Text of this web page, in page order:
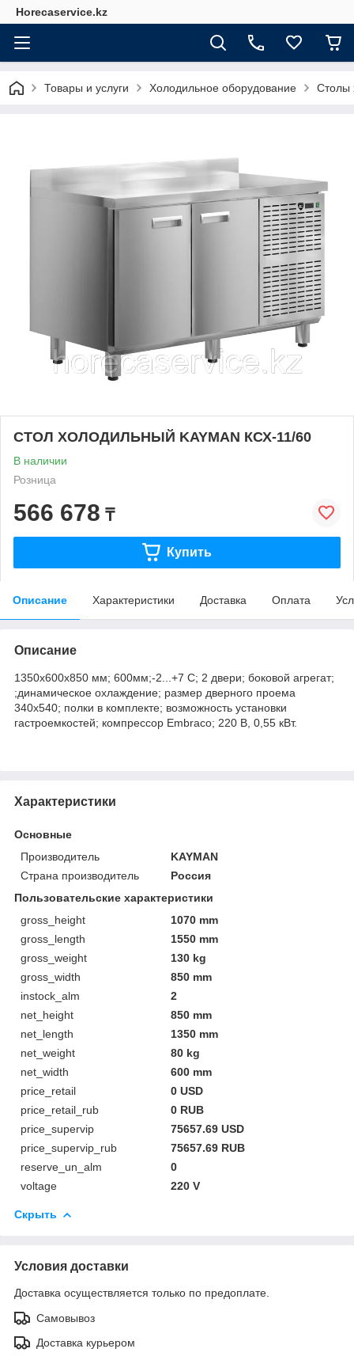
Horecaservice.kz
Товары и услуги Холодильное оборудование Столы
СТОЛ ХОЛОДИЛЬНЫЙ KAYMAN КСХ-11/60
В наличии
Розница
566 678 ₸
Купить
Описание Характеристики Доставка Оплата
Описание
1350х600х850 мм; 600мм;-2...+7 C; 2 двери; боковой агрегат;
;динамическое охлаждение; размер дверного проема
340х540; полки в комплекте; возможность установки
гастроемкостей; компрессор Embraco; 220 В, 0,55 кВт.
Характеристики
Основные
Производитель
KAYMAN
Страна производитель
Россия
Пользовательские характеристики
gross_height
1070 mm
gross_length
1550 mm
gross_weight
130 kg
gross_width
850 mm
instock_alm
2
net_height
850 mm
net_length
1350 mm
net_weight
80 kg
net_width
600 mm
price_retail
0 USD
price_retail_rub
0 RUB
price_supervip
75657.69 USD
price_supervip_rub
75657.69 RUB
reserve_un_alm
0
voltage
220 V
Скрыть
Условия доставки
Доставка осуществляется только по предоплате.
Самовывоз
Доставка курьером